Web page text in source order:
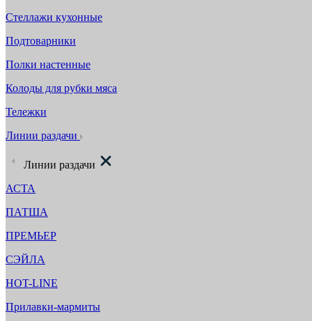
Стеллажи кухонные
Подтоварники
Полки настенные
Колоды для рубки мяса
Тележки
Линии раздачи
Линии раздачи
АСТА
ПАТША
ПРЕМЬЕР
СЭЙЛА
HOT-LINE
Прилавки-мармиты